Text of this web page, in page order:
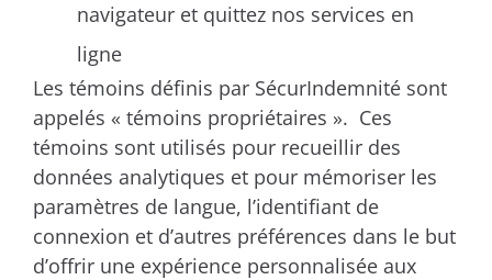
navigateur et quittez nos services en
ligne
Les témoins définis par SécurIndemnité sont
appelés « témoins propriétaires ». Ces
témoins sont utilisés pour recueillir des
données analytiques et pour mémoriser les
paramètres de langue, l’identifiant de
connexion et d’autres préférences dans le but
d’offrir une expérience personnalisée aux